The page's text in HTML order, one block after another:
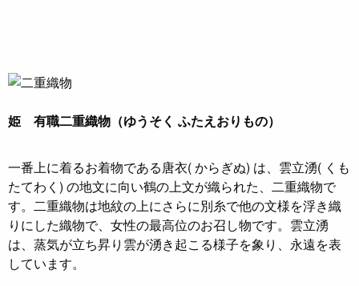
姫 有職二重織物（ゆうそく ふたえおりもの）
一番上に着るお着物である唐衣( からぎぬ) は、雲立湧( くも
たてわく) の地文に向い鶴の上文が織られた、二重織物で
す。二重織物は地紋の上にさらに別糸で他の文様を浮き織
りにした織物で、女性の最高位のお召し物です。雲立湧
は、蒸気が立ち昇り雲が湧き起こる様子を象り、永遠を表
しています。